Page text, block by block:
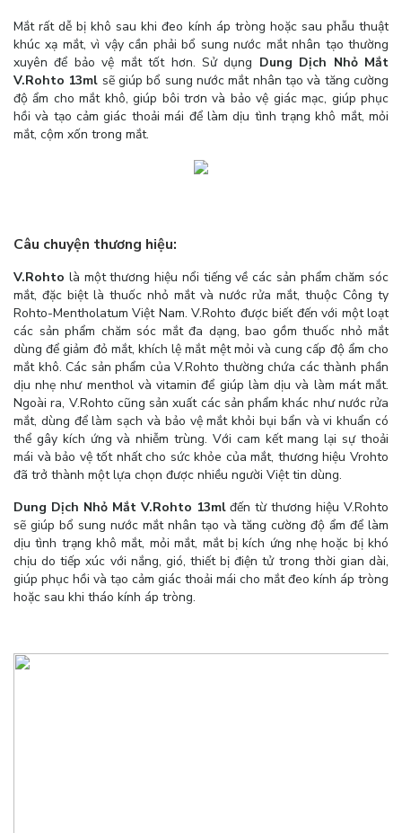
Mắt rất dễ bị khô sau khi đeo kính áp tròng hoặc sau phẫu thuật
khúc xạ mắt, vì vậy cần phải bổ sung nước mắt nhân tạo thường
xuyên để bảo vệ mắt tốt hơn. Sử dụng Dung Dịch Nhỏ Mắt
V.Rohto 13ml sẽ giúp bổ sung nước mắt nhân tạo và tăng cường
độ ẩm cho mắt khô, giúp bôi trơn và bảo vệ giác mạc, giúp phục
hồi và tạo cảm giác thoải mái để làm dịu tình trạng khô mắt, mỏi
mắt, cộm xốn trong mắt.
Câu chuyện thương hiệu:
V.Rohto là một thương hiệu nổi tiếng về các sản phẩm chăm sóc
mắt, đặc biệt là thuốc nhỏ mắt và nước rửa mắt, thuộc Công ty
Rohto-Mentholatum Việt Nam. V.Rohto được biết đến với một loạt
các sản phẩm chăm sóc mắt đa dạng, bao gồm thuốc nhỏ mắt
dùng để giảm đỏ mắt, khích lệ mắt mệt mỏi và cung cấp độ ẩm cho
mắt khô. Các sản phẩm của V.Rohto thường chứa các thành phần
dịu nhẹ như menthol và vitamin để giúp làm dịu và làm mát mắt.
Ngoài ra, V.Rohto cũng sản xuất các sản phẩm khác như nước rửa
mắt, dùng để làm sạch và bảo vệ mắt khỏi bụi bẩn và vi khuẩn có
thể gây kích ứng và nhiễm trùng. Với cam kết mang lại sự thoải
mái và bảo vệ tốt nhất cho sức khỏe của mắt, thương hiệu Vrohto
đã trở thành một lựa chọn được nhiều người Việt tin dùng.
Dung Dịch Nhỏ Mắt V.Rohto 13mlđến từ thương hiệu V.Rohto
sẽ giúp bổ sung nước mắt nhân tạo và tăng cường độ ẩm để làm
dịu tình trạng khô mắt, mỏi mắt, mắt bị kích ứng nhẹ hoặc bị khó
chịu do tiếp xúc với nắng, gió, thiết bị điện tử trong thời gian dài,
giúp phục hồi và tạo cảm giác thoải mái cho mắt đeo kính áp tròng
hoặc sau khi tháo kính áp tròng.